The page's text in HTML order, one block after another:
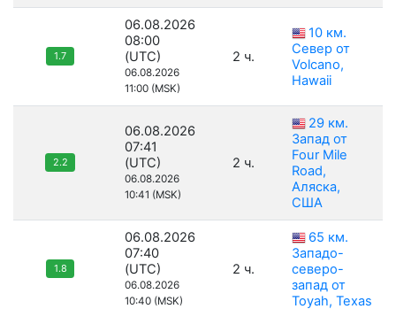
1.7
06.08.2026
08:00
(UTC)
06.08.2026
11:00 (MSK)
2 ч.
10 км.
Север от
Volcano,
Hawaii
2.2
06.08.2026
07:41
(UTC)
06.08.2026
10:41 (MSK)
2 ч.
29 км.
Запад от
Four Mile
Road,
Аляска,
США
1.8
06.08.2026
07:40
(UTC)
06.08.2026
10:40 (MSK)
2 ч.
65 км.
Западо-
северо-
запад от
Toyah, Texas